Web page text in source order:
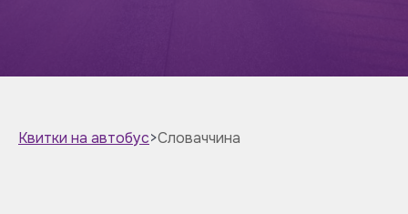
Квитки на автобус>Словаччина